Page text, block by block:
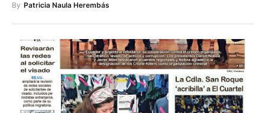
By Patricia Naula Herembás